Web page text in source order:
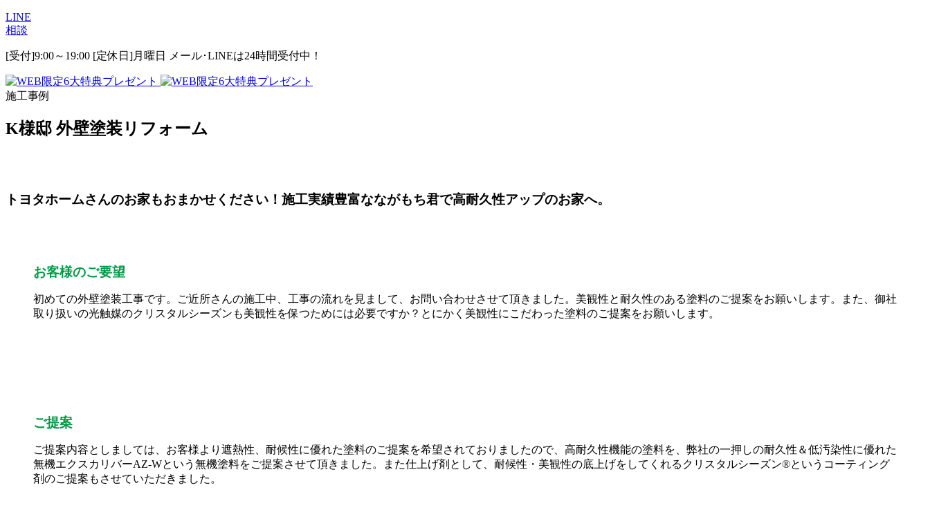
LINE
相談
[受付]9:00～19:00 [定休日]月曜日 メール･LINEは24時間受付中！
施工事例
K様邸 外壁塗装リフォーム
トヨタホームさんのお家もおまかせください！施工実績豊富なながもち君で高耐久性アップのお家へ。
お客様のご要望
初めての外壁塗装工事です。ご近所さんの施工中、工事の流れを見まして、お問い合わせさせて頂きました。美観性と耐久性のある塗料のご提案をお願いします。また、御社
取り扱いの光触媒のクリスタルシーズンも美観性を保つためには必要ですか？とにかく美観性にこだわった塗料のご提案をお願いします。
ご提案
ご提案内容としましては、お客様より遮熱性、耐候性に優れた塗料のご提案を希望されておりましたので、高耐久性機能の塗料を、弊社の一押しの耐久性＆低汚染性に優れた
無機エクスカリバーAZ-Wという無機塗料をご提案させて頂きました。また仕上げ剤として、耐候性・美観性の底上げをしてくれるクリスタルシーズン®というコーティング
剤のご提案もさせていただきました。